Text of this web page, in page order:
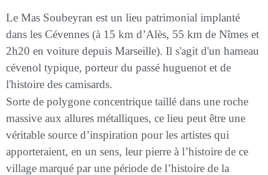
Le Mas Soubeyran est un lieu patrimonial implanté
dans les Cévennes (à 15 km d’Alès, 55 km de Nîmes et
2h20 en voiture depuis Marseille). Il s'agit d'un hameau
cévenol typique, porteur du passé huguenot et de
l'histoire des camisards.
Sorte de polygone concentrique taillé dans une roche
massive aux allures métalliques, ce lieu peut être une
véritable source d’inspiration pour les artistes qui
apporteraient, en un sens, leur pierre à l’histoire de ce
village marqué par une période de l’histoire de la